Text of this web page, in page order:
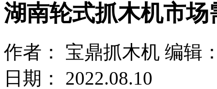
湖南轮式抓木机市
作者： 宝鼎抓木机 编辑
日期： 2022.08.10